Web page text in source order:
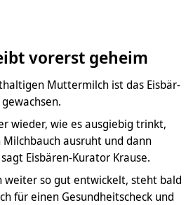
vorerst geheim
Muttermilch ist das Eisbär-
wieder, wie es ausgiebig trinkt,
ausruht und dann
Eisbären-Kurator Krause.
weiter so gut entwickelt, steht bald
für einen Gesundheitscheck und